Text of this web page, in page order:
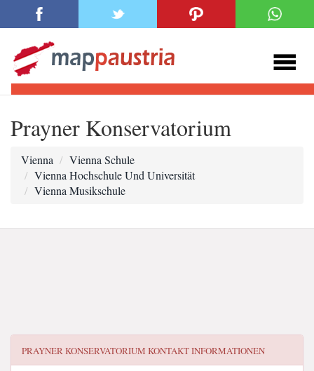
Prayner Konservatorium
Vienna
Vienna Schule
Vienna Hochschule Und Universität
Vienna Musikschule
PRAYNER KONSERVATORIUM KONTAKT INFORMATIONEN